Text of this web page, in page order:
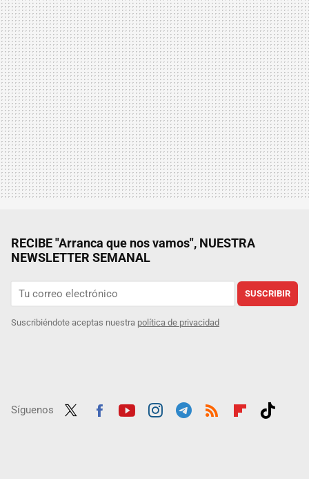
RECIBE "Arranca que nos vamos", NUESTRA
NEWSLETTER SEMANAL
SUSCRIBIR
Suscribiéndote aceptas nuestra política de privacidad
Síguenos